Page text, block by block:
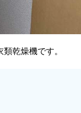
乾燥機です。